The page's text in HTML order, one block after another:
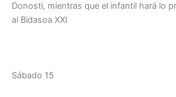
Donosti, mientras que el infantil hará lo
al Bidasoa XXI
Sábado 15